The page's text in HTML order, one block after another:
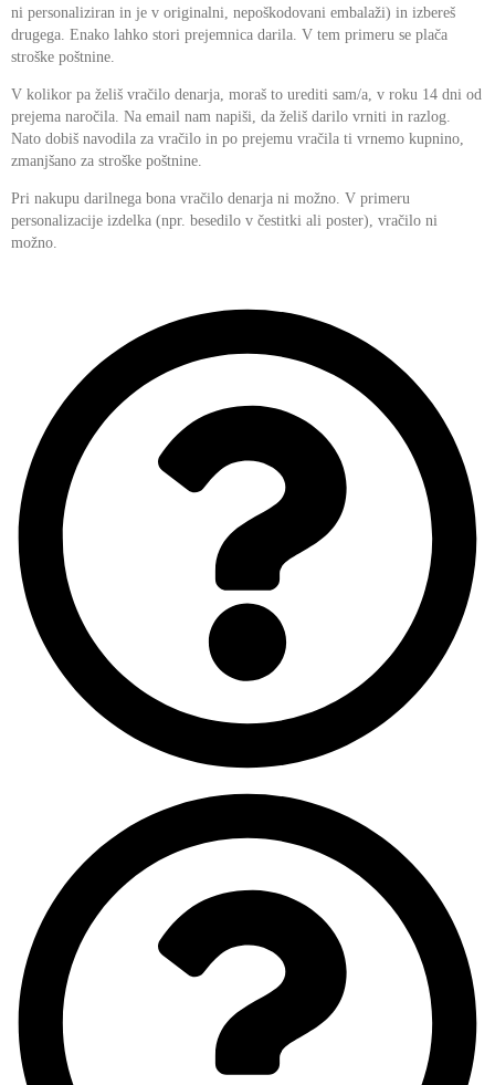
ni personaliziran in je v originalni, nepoškodovani embalaži) in izbereš
drugega. Enako lahko stori prejemnica darila. V tem primeru se plača
stroške poštnine.
V kolikor pa želiš vračilo denarja, moraš to urediti sam/a, v roku 14 dni od
prejema naročila. Na email nam napiši, da želiš darilo vrniti in razlog.
Nato dobiš navodila za vračilo in po prejemu vračila ti vrnemo kupnino,
zmanjšano za stroške poštnine.
Pri nakupu darilnega bona vračilo denarja ni možno. V primeru
personalizacije izdelka (npr. besedilo v čestitki ali poster), vračilo ni
možno.